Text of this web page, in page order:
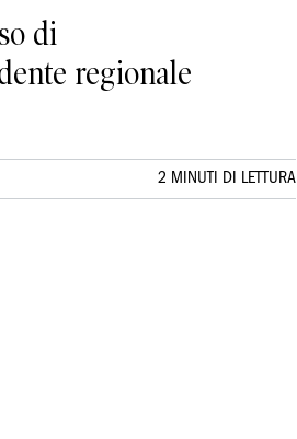
di
regionale
2 MINUTI DI LETTURA